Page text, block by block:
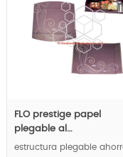
FLO prestige papel
plegable al…
estructura plegable